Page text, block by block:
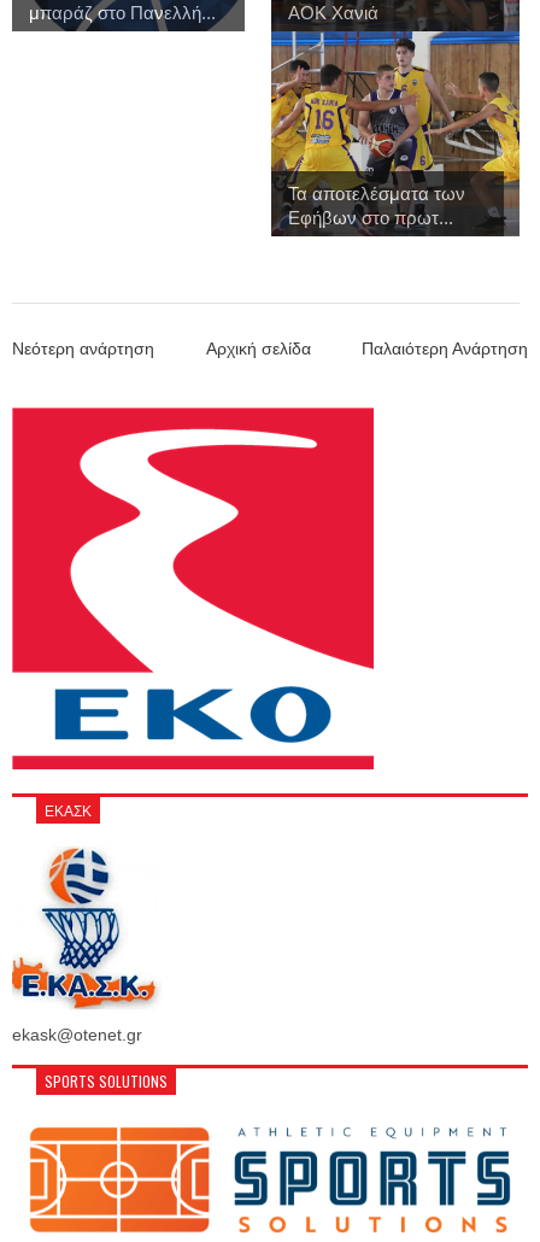
μπαράζ στο Πανελλή...
ΑΟΚ Χανιά
Τα αποτελέσματα των
Εφήβων στο πρωτ...
Νεότερη ανάρτηση Παλαιότερη Ανάρτηση
Αρχική σελίδα
ΕΚΑΣΚ
ekask@otenet.gr
SPORTS SOLUTIONS